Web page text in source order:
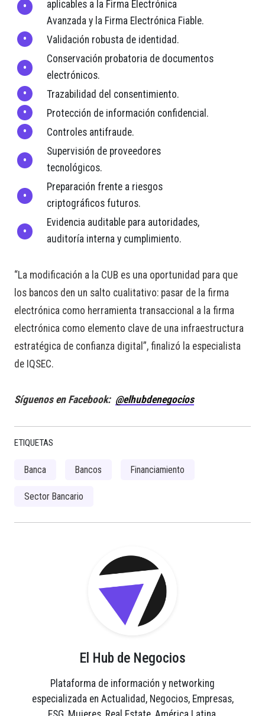
aplicables a la Firma Electrónica
Avanzada y la Firma Electrónica Fiable.
Validación robusta de identidad.
Conservación probatoria de documentos
electrónicos.
Trazabilidad del consentimiento.
Protección de información confidencial.
Controles antifraude.
Supervisión de proveedores
tecnológicos.
Preparación frente a riesgos
criptográficos futuros.
Evidencia auditable para autoridades,
auditoría interna y cumplimiento.
“La modificación a la CUB es una oportunidad para que
los bancos den un salto cualitativo: pasar de la firma
electrónica como herramienta transaccional a la firma
electrónica como elemento clave de una infraestructura
estratégica de confianza digital”, finalizó la especialista
de IQSEC.
Síguenos en Facebook: @elhubdenegocios
ETIQUETAS
Banca Bancos Financiamiento
Sector Bancario
El Hub de Negocios
Plataforma de información y networking
especializada en Actualidad, Negocios, Empresas,